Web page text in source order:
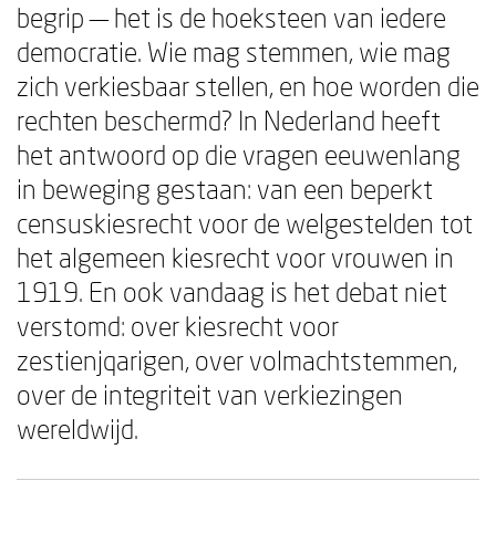
begrip — het is de hoeksteen van iedere
democratie. Wie mag stemmen, wie mag
zich verkiesbaar stellen, en hoe worden die
rechten beschermd? In Nederland heeft
het antwoord op die vragen eeuwenlang
in beweging gestaan: van een beperkt
censuskiesrecht voor de welgestelden tot
het algemeen kiesrecht voor vrouwen in
1919. En ook vandaag is het debat niet
verstomd: over kiesrecht voor
zestienjqarigen, over volmachtstemmen,
over de integriteit van verkiezingen
wereldwijd.